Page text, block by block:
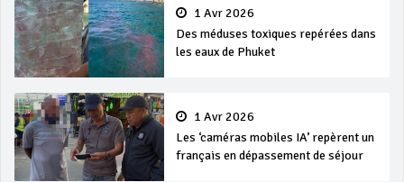
1 Avr 2026
Des méduses toxiques repérées dans
les eaux de Phuket
1 Avr 2026
Les ‘caméras mobiles IA’ repèrent un
français en dépassement de séjour